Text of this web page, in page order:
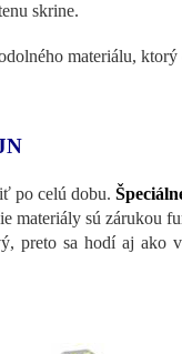
skrine.
materiálu,
po celú dobu.
materiály sú zárukou
preto sa hodí aj ako